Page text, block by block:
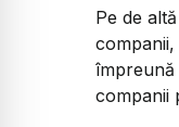
Pe de
împreună
companii